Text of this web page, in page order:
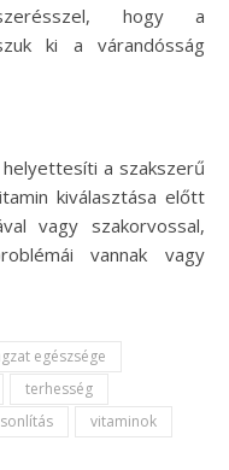
hogy a
ki a várandósság
a szakszerű
kiválasztása előtt
vagy szakorvossal,
vannak vagy
egészsége
terhesség
vitaminok